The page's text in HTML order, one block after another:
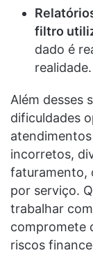
filtro
dado é
realidade.
Além desses
dificuldades
incorretos,
faturamento,
por serviço.
trabalhar
compromete
riscos